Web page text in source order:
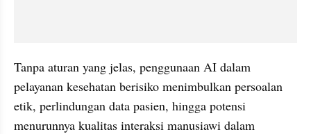
Tanpa aturan yang jelas, penggunaan AI dalam
pelayanan kesehatan berisiko menimbulkan persoalan
etik, perlindungan data pasien, hingga potensi
menurunnya kualitas interaksi manusiawi dalam